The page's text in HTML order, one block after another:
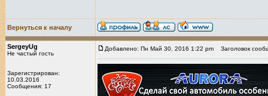
Вернуться к началу
SergeyUg
Не частый гость
Зарегистрирован:
10.03.2016
Сообщения: 17
Добавлено: Пн Май 30, 2016 1:22 pm Заголовок